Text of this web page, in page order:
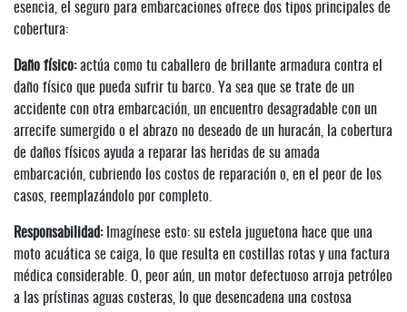
esencia, el seguro para embarcaciones ofrece dos tipos principales de
cobertura:
Daño físico:actúa como tu caballero de brillante armadura contra el
daño físico que pueda sufrir tu barco. Ya sea que se trate de un
accidente con otra embarcación, un encuentro desagradable con un
arrecife sumergido o el abrazo no deseado de un huracán, la cobertura
de daños físicos ayuda a reparar las heridas de su amada
embarcación, cubriendo los costos de reparación o, en el peor de los
casos, reemplazándolo por completo.
Responsabilidad: Imagínese esto: su estela juguetona hace que una
moto acuática se caiga, lo que resulta en costillas rotas y una factura
médica considerable. O, peor aún, un motor defectuoso arroja petróleo
a las prístinas aguas costeras, lo que desencadena una costosa